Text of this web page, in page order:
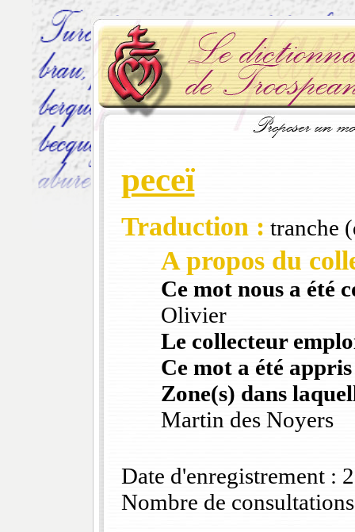
peceï
Traduction : tranche
A propos du
Ce mot nous a été
Olivier
Le collecteur
Ce mot a été
Zone(s) dans
Martin des Noyers
Date d'enregistrement :
Nombre de